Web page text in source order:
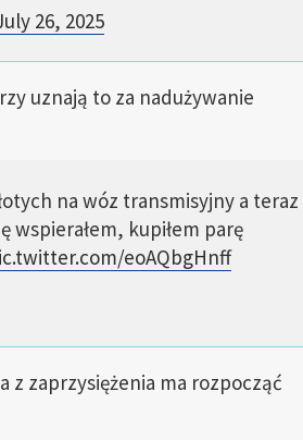
26, 2025
uznają to za nadużywanie
na wóz transmisyjny a teraz
kupiłem parę
eoAQbgHnff
z zaprzysiężenia ma rozpocząć